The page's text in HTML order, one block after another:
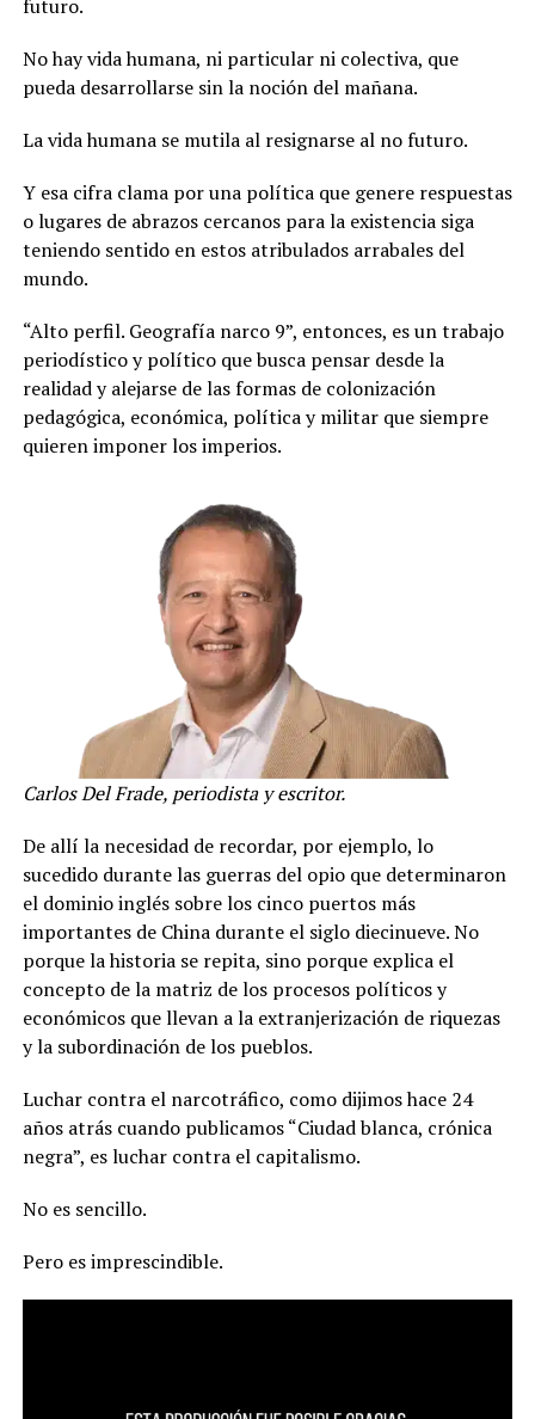
futuro.
No hay vida humana, ni particular ni colectiva, que
pueda desarrollarse sin la noción del mañana.
La vida humana se mutila al resignarse al no futuro.
Y esa cifra clama por una política que genere respuestas
o lugares de abrazos cercanos para la existencia siga
teniendo sentido en estos atribulados arrabales del
mundo.
“Alto perfil. Geografía narco 9”, entonces, es un trabajo
periodístico y político que busca pensar desde la
realidad y alejarse de las formas de colonización
pedagógica, económica, política y militar que siempre
quieren imponer los imperios.
Carlos Del Frade, periodista y escritor.
De allí la necesidad de recordar, por ejemplo, lo
sucedido durante las guerras del opio que determinaron
el dominio inglés sobre los cinco puertos más
importantes de China durante el siglo diecinueve. No
porque la historia se repita, sino porque explica el
concepto de la matriz de los procesos políticos y
económicos que llevan a la extranjerización de riquezas
y la subordinación de los pueblos.
Luchar contra el narcotráfico, como dijimos hace 24
años atrás cuando publicamos “Ciudad blanca, crónica
negra”, es luchar contra el capitalismo.
No es sencillo.
Pero es imprescindible.